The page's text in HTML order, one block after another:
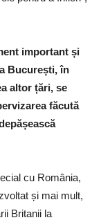
important și
București, în
altor țări, se
făcută
cu România,
și mai mult,
Britanii la